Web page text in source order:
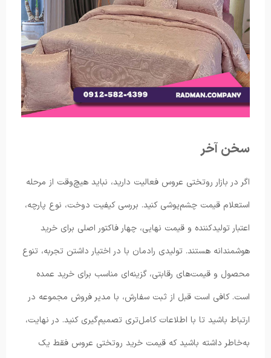
سخن آخر
اگر در بازار روتختی عروس فعالیت دارید، نباید هیچ‌وقت از مرحله
استعلام قیمت چشم‌پوشی کنید. بررسی کیفیت دوخت، نوع پارچه،
اعتبار تولیدکننده و قیمت نهایی، چهار فاکتور اصلی برای خرید
هوشمندانه هستند. تولیدی رادمان با در اختیار داشتن تجربه، تنوع
محصول و قیمت‌های رقابتی، گزینه‌ای مناسب برای خرید عمده
است. کافی است قبل از ثبت سفارش، با مدیر فروش مجموعه در
ارتباط باشید تا با اطلاعات کامل‌تری تصمیم‌گیری کنید. در نهایت،
به‌خاطر داشته باشید که قیمت خرید روتختی عروس فقط یک